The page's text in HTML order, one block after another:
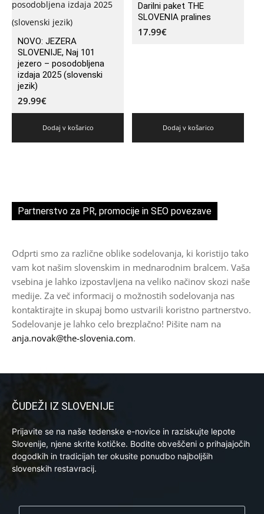
NOVO: JEZERA
SLOVENIJE, Naj 101
jezero – posodobljena
izdaja 2025 (slovenski
jezik)
29.99€
Dodaj v košarico
Darilni paket THE
SLOVENIA pralines
17.99€
Dodaj v košarico
Partnerstvo za PR, promocije in SEO povezave
Odprti smo za različne oblike sodelovanja, ki koristijo tako
vam kot našim slovenskim in mednarodnim bralcem. Vaša
vsebina je lahko izpostavljena na veliko načinov skozi naše
medije. Za več informacij o možnostih sodelovanja nas
kontaktirajte in skupaj bomo ustvarili koristno partnerstvo.
Sodelovanje je lahko celo brezplačno! Pišite nam na
anja.novak@the-slovenia.com.
ČUDEŽI IZ SLOVENIJE
Prijavite se na naše tedenske e-novice in raziskujte lepote
Slovenije, njene skrite kotičke. Bodite obveščeni o prihajajočih
dogodkih in tradicijah ter okusite ponudbo najboljših
slovenskih restavracij.